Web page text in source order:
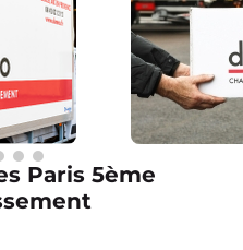
Paris 5ème